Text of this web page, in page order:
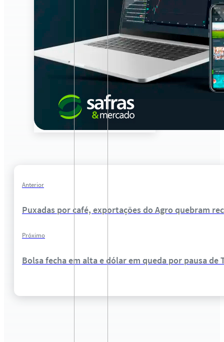
Anterior
Puxadas por café, exportações do Agro quebram
Próximo
Bolsa fecha em alta e dólar em queda por pausa